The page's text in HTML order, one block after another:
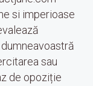
si imperioase
sau
de opoziție